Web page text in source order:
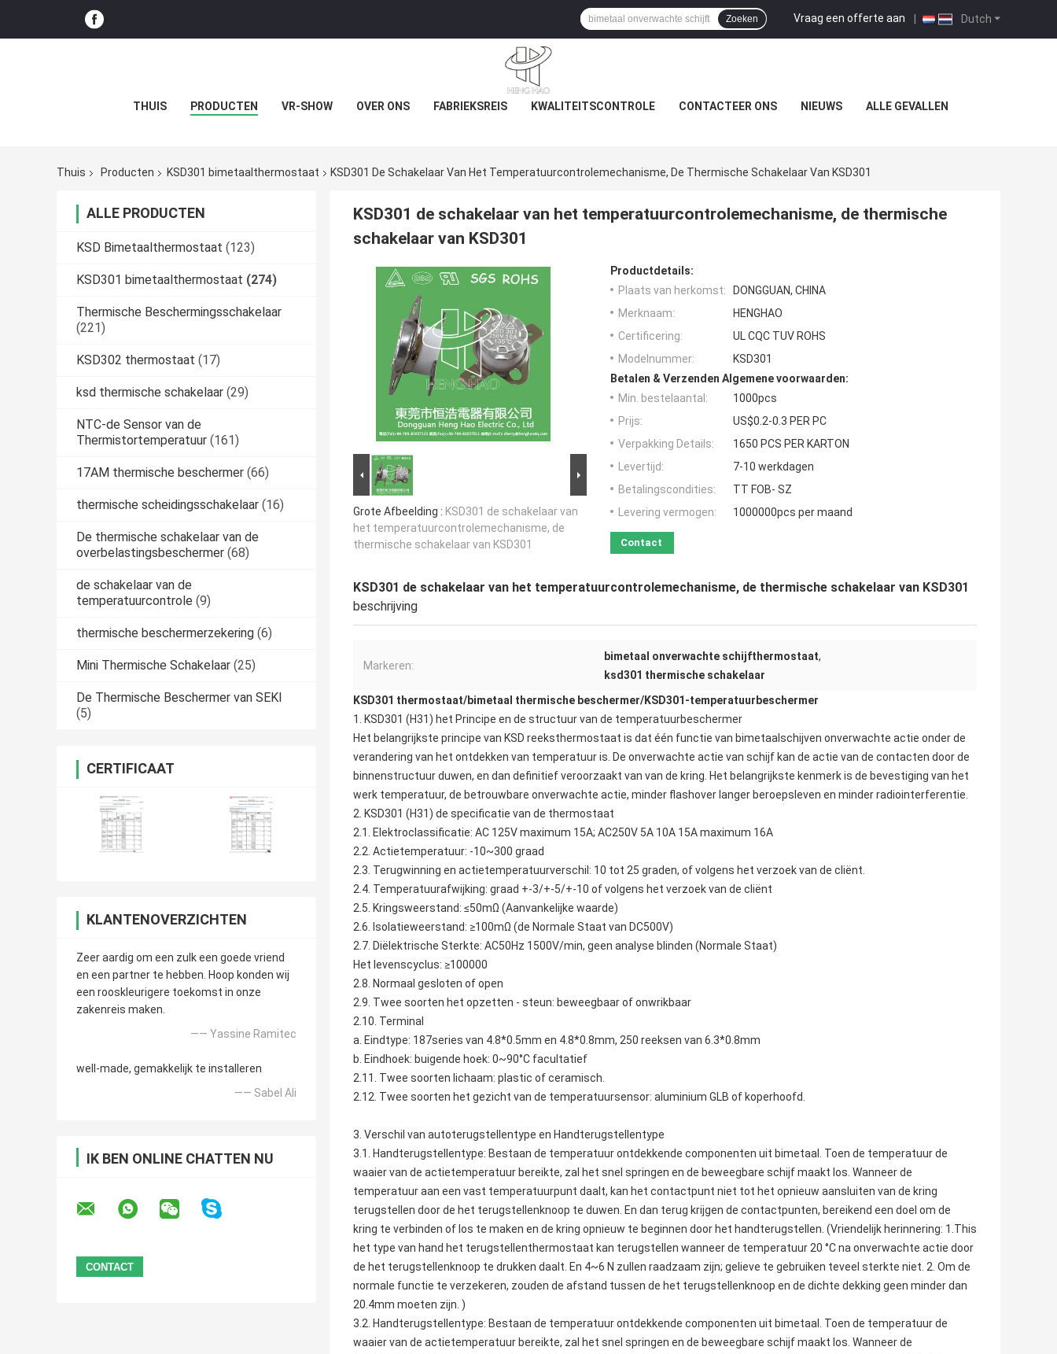
Dutch
Vraag een offerte aan |
Zoeken
THUIS PRODUCTEN VR-SHOW OVER ONS FABRIEKSREIS KWALITEITSCONTROLE CONTACTEER ONS NIEUWS ALLE GEVALLEN
Thuis Producten KSD301 bimetaalthermostaat KSD301 De Schakelaar Van Het Temperatuurcontrolemechanisme, De Thermische Schakelaar Van KSD301
ALLE PRODUCTEN
KSD Bimetaalthermostaat (123)
KSD301 bimetaalthermostaat (274)
Thermische Beschermingsschakelaar
(221)
KSD302 thermostaat (17)
ksd thermische schakelaar (29)
NTC-de Sensor van de
Thermistortemperatuur (161)
17AM thermische beschermer (66)
thermische scheidingsschakelaar (16)
De thermische schakelaar van de
overbelastingsbeschermer (68)
de schakelaar van de
temperatuurcontrole (9)
thermische beschermerzekering (6)
Mini Thermische Schakelaar (25)
De Thermische Beschermer van SEKI
(5)
CERTIFICAAT
KLANTENOVERZICHTEN
Zeer aardig om een zulk een goede vriend
en een partner te hebben. Hoop konden wij
een rooskleurigere toekomst in onze
zakenreis maken.
—— Yassine Ramitec
well-made, gemakkelijk te installeren
—— Sabel Ali
IK BEN ONLINE CHATTEN NU
KSD301 de schakelaar van het temperatuurcontrolemechanisme, de thermische
schakelaar van KSD301
Grote Afbeelding : KSD301 de schakelaar van
het temperatuurcontrolemechanisme, de
thermische schakelaar van KSD301
Productdetails:
Plaats van herkomst:
DONGGUAN, CHINA
Merknaam:
HENGHAO
Certificering:
UL CQC TUV ROHS
Modelnummer:
KSD301
Betalen & Verzenden Algemene voorwaarden:
Min. bestelaantal:
1000pcs
Prijs:
US$0.2-0.3 PER PC
Verpakking Details:
1650 PCS PER KARTON
Levertijd:
7-10 werkdagen
Betalingscondities:
TT FOB- SZ
Levering vermogen:
1000000pcs per maand
Contact
KSD301 de schakelaar van het temperatuurcontrolemechanisme, de thermische schakelaar van KSD301
beschrijving
Markeren:
bimetaal onverwachte schijfthermostaat,
ksd301 thermische schakelaar
KSD301 thermostaat/bimetaal thermische beschermer/KSD301-temperatuurbeschermer
1. KSD301 (H31) het Principe en de structuur van de temperatuurbeschermer
Het belangrijkste principe van KSD reeksthermostaat is dat één functie van bimetaalschijven onverwachte actie onder de
verandering van het ontdekken van temperatuur is. De onverwachte actie van schijf kan de actie van de contacten door de
binnenstructuur duwen, en dan definitief veroorzaakt van van de kring. Het belangrijkste kenmerk is de bevestiging van het
werk temperatuur, de betrouwbare onverwachte actie, minder flashover langer beroepsleven en minder radiointerferentie.
2. KSD301 (H31) de specificatie van de thermostaat
2.1. Elektroclassificatie: AC 125V maximum 15A; AC250V 5A 10A 15A maximum 16A
2.2. Actietemperatuur: -10~300 graad
2.3. Terugwinning en actietemperatuurverschil: 10 tot 25 graden, of volgens het verzoek van de cliënt.
2.4. Temperatuurafwijking: graad +-3/+-5/+-10 of volgens het verzoek van de cliënt
2.5. Kringsweerstand: ≤50mΩ (Aanvankelijke waarde)
2.6. Isolatieweerstand: ≥100mΩ (de Normale Staat van DC500V)
2.7. Diëlektrische Sterkte: AC50Hz 1500V/min, geen analyse blinden (Normale Staat)
Het levenscyclus: ≥100000
2.8. Normaal gesloten of open
2.9. Twee soorten het opzetten - steun: beweegbaar of onwrikbaar
2.10. Terminal
a. Eindtype: 187series van 4.8*0.5mm en 4.8*0.8mm, 250 reeksen van 6.3*0.8mm
b. Eindhoek: buigende hoek: 0~90°C facultatief
2.11. Twee soorten lichaam: plastic of ceramisch.
2.12. Twee soorten het gezicht van de temperatuursensor: aluminium GLB of koperhoofd.
3. Verschil van autoterugstellentype en Handterugstellentype
3.1. Handterugstellentype: Bestaan de temperatuur ontdekkende componenten uit bimetaal. Toen de temperatuur de
waaier van de actietemperatuur bereikte, zal het snel springen en de beweegbare schijf maakt los. Wanneer de
temperatuur aan een vast temperatuurpunt daalt, kan het contactpunt niet tot het opnieuw aansluiten van de kring
terugstellen door de het terugstellenknoop te duwen. En dan terug krijgen de contactpunten, bereikend een doel om de
kring te verbinden of los te maken en de kring opnieuw te beginnen door het handterugstellen. (Vriendelijk herinnering: 1.This
het type van hand het terugstellenthermostaat kan terugstellen wanneer de temperatuur 20 °C na onverwachte actie door
de het terugstellenknoop te drukken daalt. En 4~6 N zullen raadzaam zijn; gelieve te gebruiken teveel sterkte niet. 2. Om de
normale functie te verzekeren, zouden de afstand tussen de het terugstellenknoop en de dichte dekking geen minder dan
20.4mm moeten zijn. )
3.2. Handterugstellentype: Bestaan de temperatuur ontdekkende componenten uit bimetaal. Toen de temperatuur de
waaier van de actietemperatuur bereikte, zal het snel springen en de beweegbare schijf maakt los. Wanneer de